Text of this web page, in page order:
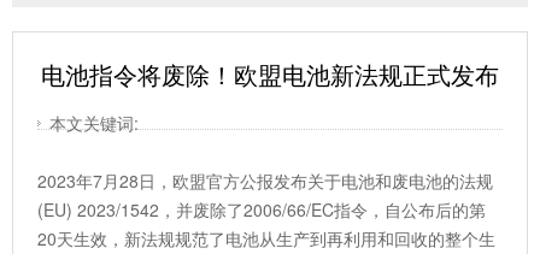
电池指令将废除！欧盟电池新法规正式发布
本文关键词:
2023年7月28日，欧盟官方公报发布关于电池和废电池的法规
(EU) 2023/1542，并废除了2006/66/EC指令，自公布后的第
20天生效，新法规规范了电池从生产到再利用和回收的整个生